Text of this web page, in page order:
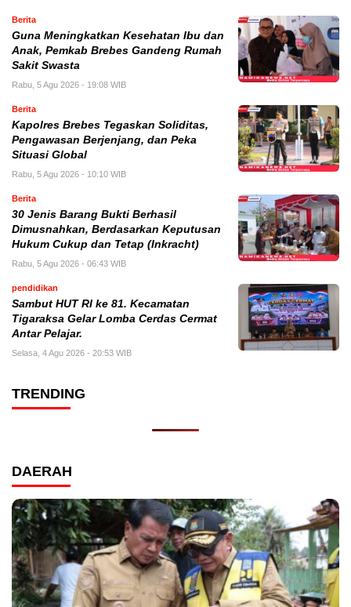
Berita
Guna Meningkatkan Kesehatan Ibu dan
Anak, Pemkab Brebes Gandeng Rumah
Sakit Swasta
Rabu, 5 Agu 2026 - 19:08 WIB
Berita
Kapolres Brebes Tegaskan Soliditas,
Pengawasan Berjenjang, dan Peka
Situasi Global
Rabu, 5 Agu 2026 - 10:10 WIB
Berita
30 Jenis Barang Bukti Berhasil
Dimusnahkan, Berdasarkan Keputusan
Hukum Cukup dan Tetap (Inkracht)
Rabu, 5 Agu 2026 - 06:43 WIB
pendidikan
Sambut HUT RI ke 81. Kecamatan
Tigaraksa Gelar Lomba Cerdas Cermat
Antar Pelajar.
Selasa, 4 Agu 2026 - 20:53 WIB
TRENDING
DAERAH